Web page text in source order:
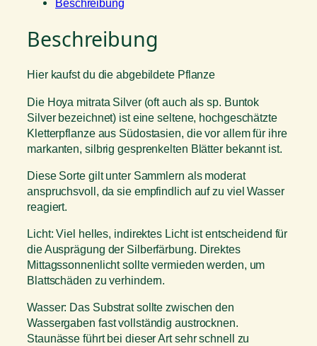
Beschreibung
Beschreibung
Hier kaufst du die abgebildete Pflanze
Die Hoya mitrata Silver (oft auch als sp. Buntok
Silver bezeichnet) ist eine seltene, hochgeschätzte
Kletterpflanze aus Südostasien, die vor allem für ihre
markanten, silbrig gesprenkelten Blätter bekannt ist.
Diese Sorte gilt unter Sammlern als moderat
anspruchsvoll, da sie empfindlich auf zu viel Wasser
reagiert.
Licht: Viel helles, indirektes Licht ist entscheidend für
die Ausprägung der Silberfärbung. Direktes
Mittagssonnenlicht sollte vermieden werden, um
Blattschäden zu verhindern.
Wasser: Das Substrat sollte zwischen den
Wassergaben fast vollständig austrocknen.
Staunässe führt bei dieser Art sehr schnell zu